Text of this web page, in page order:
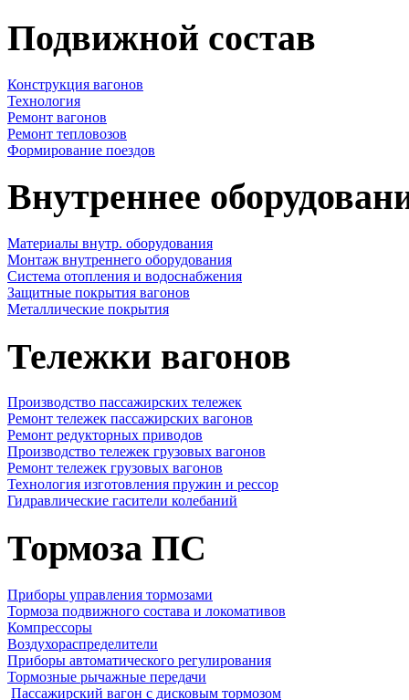
Подвижной состав
Конструкция вагонов
Технология
Ремонт вагонов
Ремонт тепловозов
Формирование поездов
Внутреннее
Материалы внутр. оборудования
Монтаж внутреннего оборудования
Cистема отопления и водоснабжения
Защитные покрытия вагонов
Металлические покрытия
Тележки вагонов
Производство пассажирских тележек
Ремонт тележек пассажирских вагонов
Ремонт редукторных приводов
Производство тележек грузовых вагонов
Ремонт тележек грузовых вагонов
Технология изготовления пружин и рессор
Гидравлические гасители колебаний
Тормоза ПС
Приборы управления тормозами
Тормоза подвижного состава и локомативов
Компрессоры
Воздухораспределители
Приборы автоматического регулирования
Тормозные рычажные передачи
Пассажирский вагон с дисковым тормозом